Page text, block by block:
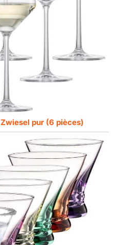
pur (6 pièces)